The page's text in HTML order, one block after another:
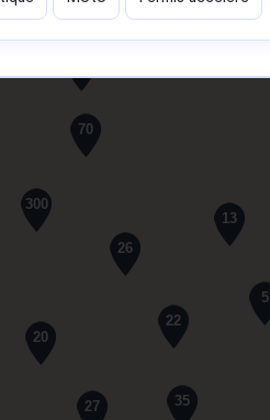
35
70
27
26
20
22
300
13
5